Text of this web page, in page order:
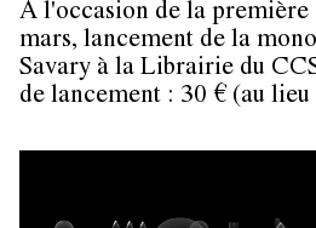
A l'occasion de la première
mars, lancement de la
Savary à la Librairie du
de lancement : 30 € (au lieu